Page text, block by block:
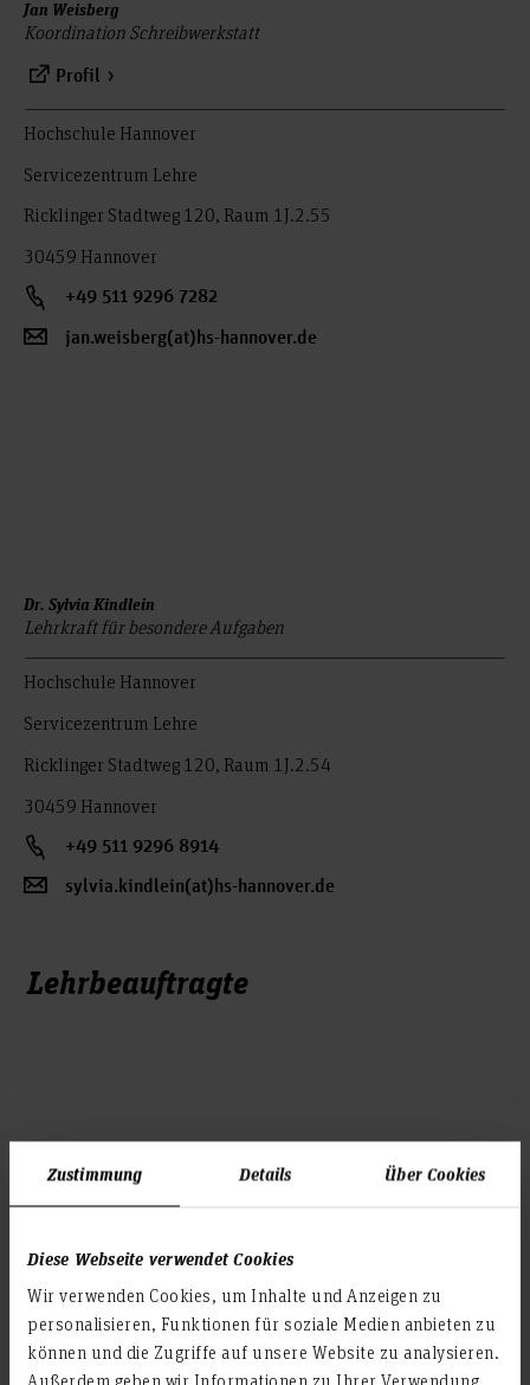
Zustimmung Details Über Cookies
Diese Webseite verwendet Cookies
Wir verwenden Cookies, um Inhalte und Anzeigen zu
personalisieren, Funktionen für soziale Medien anbieten zu
können und die Zugriffe auf unsere Website zu analysieren.
Außerdem geben wir Informationen zu Ihrer Verwendung
Jan Weisberg
Koordination Schreibwerkstatt
Profil
Hochschule Hannover
Servicezentrum Lehre
Ricklinger Stadtweg 120, Raum 1J.2.55
30459 Hannover
+49 511 9296 7282
jan.weisberg(at)hs-hannover.de
Dr. Sylvia Kindlein
Lehrkraft für besondere Aufgaben
Hochschule Hannover
Servicezentrum Lehre
Ricklinger Stadtweg 120, Raum 1J.2.54
30459 Hannover
+49 511 9296 8914
sylvia.kindlein(at)hs-hannover.de
Lehrbeauftragte
Jana Zegenhagen
Profil